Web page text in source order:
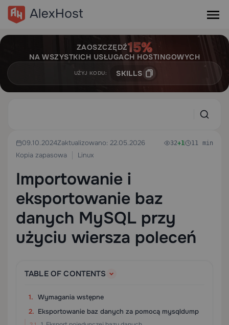
ZAOSZCZĘDŹ
NA WSZYSTKICH USŁUGACH HOSTINGOWYCH
UŻYJ KODU: SKILLS
09.10.2024Zaktualizowano: 22.05.2026
Kopia zapasowa
Linux
32+1 11 min
Importowanie i
eksportowanie baz
danych MySQL przy
użyciu wiersza poleceń
TABLE OF CONTENTS
Wymagania wstępne
Eksportowanie baz danych za pomocą mysqldump